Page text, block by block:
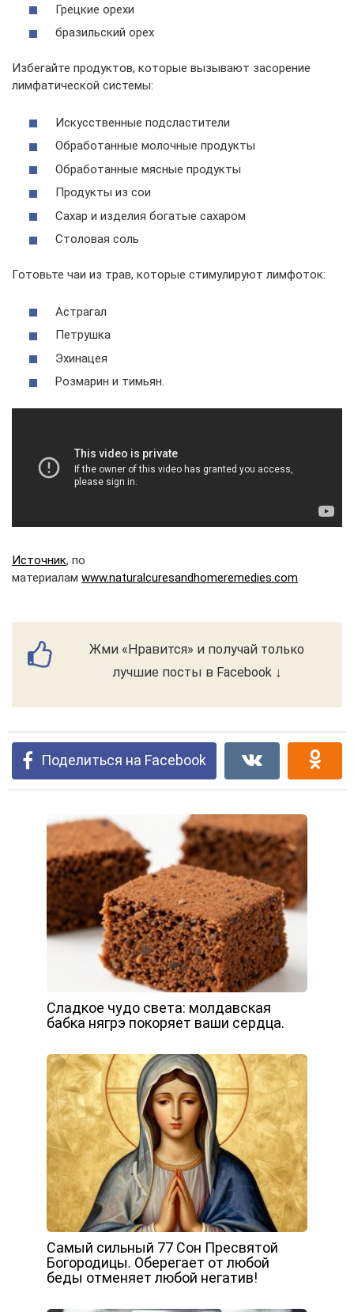
Грецкие орехи
бразильский орех
Избегайте продуктов, которые вызывают засорение
лимфатической системы:
Искусственные подсластители
Обработанные молочные продукты
Обработанные мясные продукты
Продукты из сои
Сахар и изделия богатые сахаром
Столовая соль
Готовьте чаи из трав, которые стимулируют лимфоток:
Астрагал
Петрушка
Эхинацея
Розмарин и тимьян.
Источник, по
материалам www.naturalcuresandhomeremedies.com
Жми «Нравится» и получай только
лучшие посты в Facebook ↓
Поделиться на Facebook
Сладкое чудо света: молдавская
бабка нягрэ покоряет ваши сердца.
Самый сильный 77 Сон Пресвятой
Богородицы. Оберегает от любой
беды отменяет любой негатив!